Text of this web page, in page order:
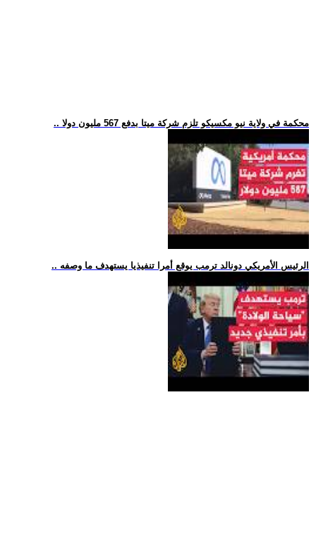
.. محكمة في ولاية نيو مكسيكو تلزم شركة ميتا بدفع 567 مليون دولا
.. الرئيس الأمريكي دونالد ترمب يوقع أمرا تنفيذيا يستهدف ما وصفه